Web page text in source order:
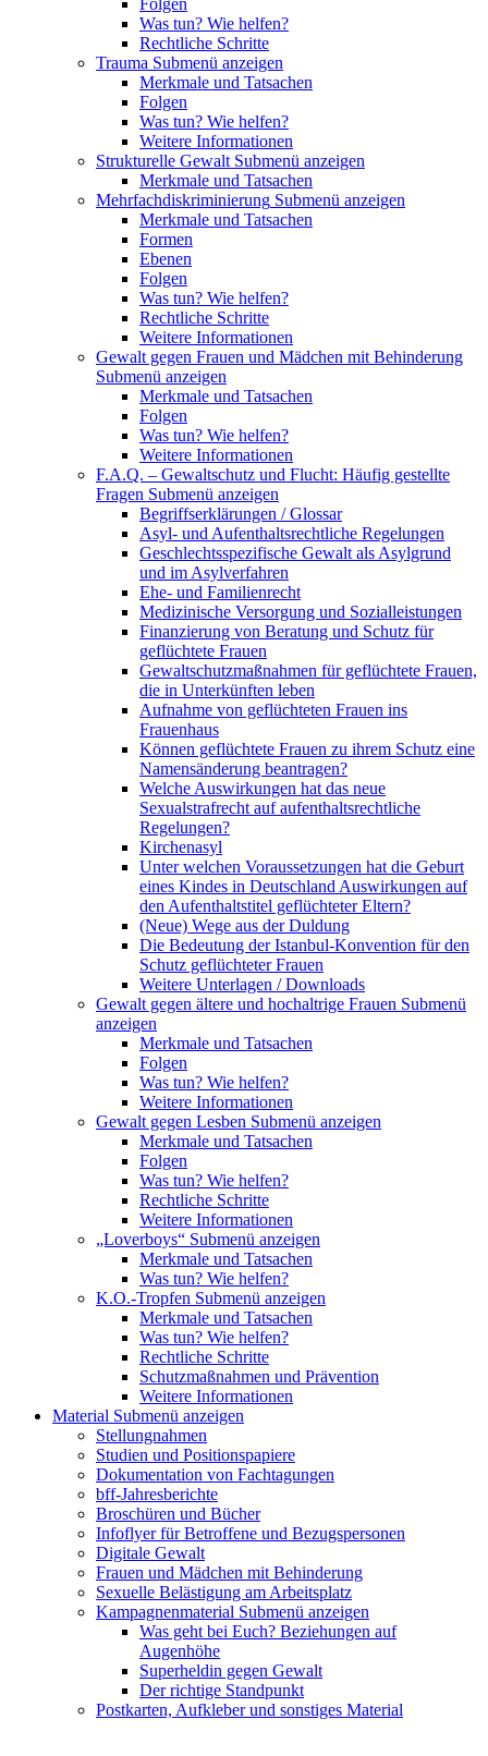
Folgen
Was tun? Wie helfen?
Rechtliche Schritte
Trauma Submenü anzeigen
Merkmale und Tatsachen
Folgen
Was tun? Wie helfen?
Weitere Informationen
Strukturelle Gewalt Submenü anzeigen
Merkmale und Tatsachen
Mehrfachdiskriminierung Submenü anzeigen
Merkmale und Tatsachen
Formen
Ebenen
Folgen
Was tun? Wie helfen?
Rechtliche Schritte
Weitere Informationen
Gewalt gegen Frauen und Mädchen mit Behinderung
Submenü anzeigen
Merkmale und Tatsachen
Folgen
Was tun? Wie helfen?
Weitere Informationen
F.A.Q. – Gewaltschutz und Flucht: Häufig gestellte
Fragen Submenü anzeigen
Begriffserklärungen / Glossar
Asyl- und Aufenthaltsrechtliche Regelungen
Geschlechtsspezifische Gewalt als Asylgrund
und im Asylverfahren
Ehe- und Familienrecht
Medizinische Versorgung und Sozialleistungen
Finanzierung von Beratung und Schutz für
geflüchtete Frauen
Gewaltschutzmaßnahmen für geflüchtete Frauen,
die in Unterkünften leben
Aufnahme von geflüchteten Frauen ins
Frauenhaus
Können geflüchtete Frauen zu ihrem Schutz eine
Namensänderung beantragen?
Welche Auswirkungen hat das neue
Sexualstrafrecht auf aufenthaltsrechtliche
Regelungen?
Kirchenasyl
Unter welchen Voraussetzungen hat die Geburt
eines Kindes in Deutschland Auswirkungen auf
den Aufenthaltstitel geflüchteter Eltern?
(Neue) Wege aus der Duldung
Die Bedeutung der Istanbul-Konvention für den
Schutz geflüchteter Frauen
Weitere Unterlagen / Downloads
Gewalt gegen ältere und hochaltrige Frauen Submenü
anzeigen
Merkmale und Tatsachen
Folgen
Was tun? Wie helfen?
Weitere Informationen
Gewalt gegen Lesben Submenü anzeigen
Merkmale und Tatsachen
Folgen
Was tun? Wie helfen?
Rechtliche Schritte
Weitere Informationen
„Loverboys“ Submenü anzeigen
Merkmale und Tatsachen
Was tun? Wie helfen?
K.O.-Tropfen Submenü anzeigen
Merkmale und Tatsachen
Was tun? Wie helfen?
Rechtliche Schritte
Schutzmaßnahmen und Prävention
Weitere Informationen
Material Submenü anzeigen
Stellungnahmen
Studien und Positionspapiere
Dokumentation von Fachtagungen
bff-Jahresberichte
Broschüren und Bücher
Infoflyer für Betroffene und Bezugspersonen
Digitale Gewalt
Frauen und Mädchen mit Behinderung
Sexuelle Belästigung am Arbeitsplatz
Kampagnenmaterial Submenü anzeigen
Was geht bei Euch? Beziehungen auf
Augenhöhe
Superheldin gegen Gewalt
Der richtige Standpunkt
Postkarten, Aufkleber und sonstiges Material